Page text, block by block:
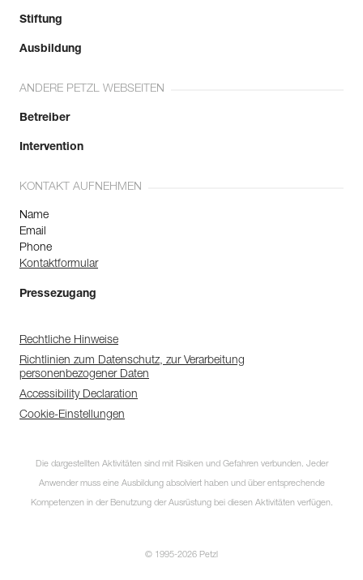
Stiftung
Ausbildung
ANDERE PETZL WEBSEITEN
Betreiber
Intervention
KONTAKT AUFNEHMEN
Name
Email
Phone
Kontaktformular
Pressezugang
Rechtliche Hinweise
Richtlinien zum Datenschutz, zur Verarbeitung
personenbezogener Daten
Accessibility Declaration
Cookie-Einstellungen
Die dargestellten Aktivitäten sind mit Risiken und Gefahren verbunden. Jeder
Anwender muss eine Ausbildung absolviert haben und über entsprechende
Kompetenzen in der Benutzung der Ausrüstung bei diesen Aktivitäten verfügen.
© 1995-2026 Petzl